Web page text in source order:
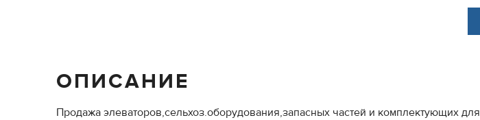
ОПИСАНИЕ
Продажа элеваторов,сельхоз.оборудования,запасных частей и комплектующих